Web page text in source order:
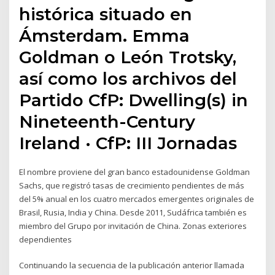
histórica situado en
Ámsterdam. Emma
Goldman o León Trotsky,
así como los archivos del
Partido CfP: Dwelling(s) in
Nineteenth-Century
Ireland · CfP: III Jornadas
El nombre proviene del gran banco estadounidense Goldman
Sachs, que registró tasas de crecimiento pendientes de más
del 5% anual en los cuatro mercados emergentes originales de
Brasil, Rusia, India y China. Desde 2011, Sudáfrica también es
miembro del Grupo por invitación de China. Zonas exteriores
dependientes
Continuando la secuencia de la publicación anterior llamada